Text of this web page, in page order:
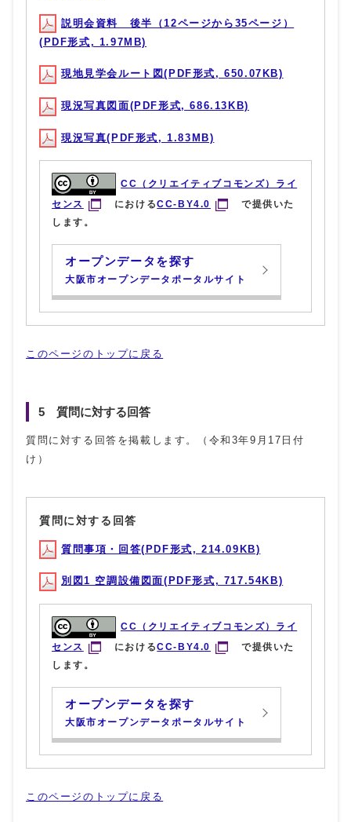
説明会資料 後半（12ページから35ページ）
(PDF形式, 1.97MB)
現地見学会ルート図(PDF形式, 650.07KB)
現況写真図面(PDF形式, 686.13KB)
現況写真(PDF形式, 1.83MB)
CC（クリエイティブコモンズ）ライ
センス
におけるCC-BY4.0
で提供いた
します。
オープンデータを探す
大阪市オープンデータポータルサイト
このページのトップに戻る
5 質問に対する回答
質問に対する回答を掲載します。（令和3年9月17日付
け）
質問に対する回答
質問事項・回答(PDF形式, 214.09KB)
別図1 空調設備図面(PDF形式, 717.54KB)
CC（クリエイティブコモンズ）ライ
センス
におけるCC-BY4.0
で提供いた
します。
オープンデータを探す
大阪市オープンデータポータルサイト
このページのトップに戻る